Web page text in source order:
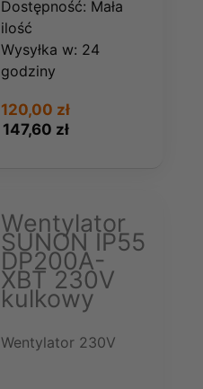
Dostępność: Mała
ilość
Wysyłka w: 24
godziny
147,60 zł
120,00 zł
Wentylator
SUNON IP55
DP200A-
XBT 230V
kulkowy
Wentylator 230V